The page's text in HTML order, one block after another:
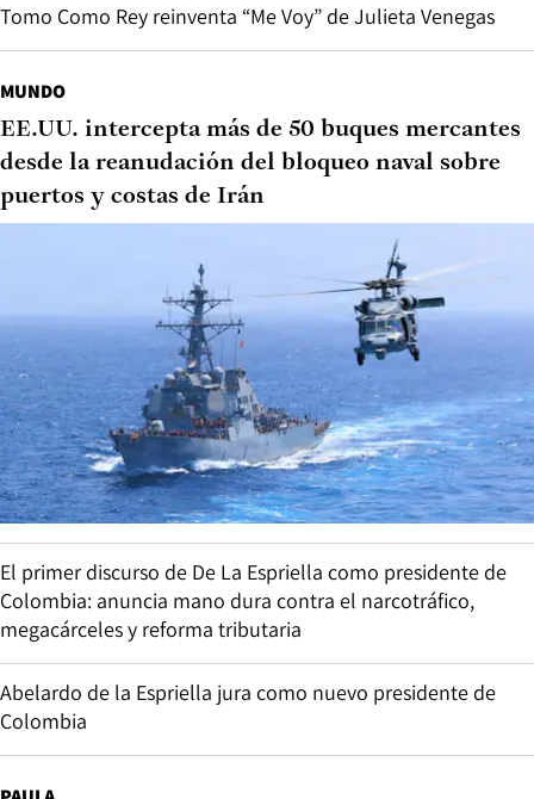
Tomo Como Rey reinventa “Me Voy” de Julieta Venegas
MUNDO
EE.UU. intercepta más de 50 buques mercantes
desde la reanudación del bloqueo naval sobre
puertos y costas de Irán
El primer discurso de De La Espriella como presidente de
Colombia: anuncia mano dura contra el narcotráfico,
megacárceles y reforma tributaria
Abelardo de la Espriella jura como nuevo presidente de
Colombia